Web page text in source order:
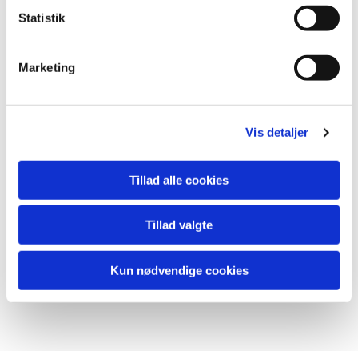
Statistik
Marketing
Vis detaljer
Tillad alle cookies
Tillad valgte
Kun nødvendige cookies